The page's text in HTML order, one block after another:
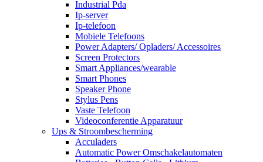
Industrial Pda
Ip-server
Ip-telefoon
Mobiele Telefoons
Power Adapters/ Opladers/ Accessoires
Screen Protectors
Smart Appliances/wearable
Smart Phones
Speaker Phone
Stylus Pens
Vaste Telefoon
Videoconferentie Apparatuur
Ups & Stroombescherming
Acculaders
Automatic Power Omschakelautomaten